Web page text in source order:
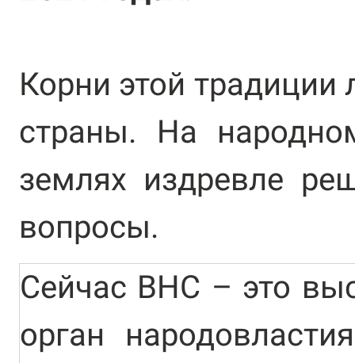
Корни этой традиции
страны. На
землях издревле
вопросы.
Сейчас ВНС – это
орган